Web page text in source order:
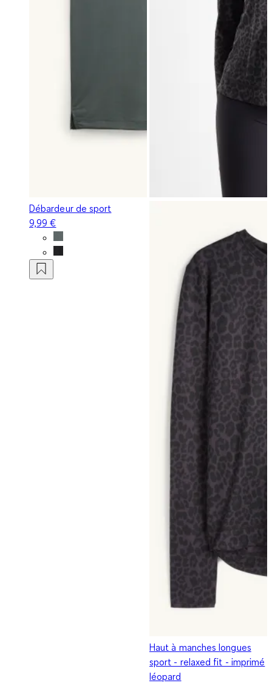
Débardeur de sport
9,99 €
Haut à manches longues
sport - relaxed fit - imprimé
léopard